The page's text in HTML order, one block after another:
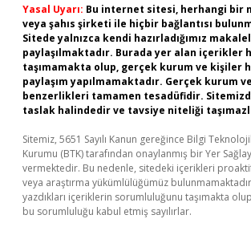
Yasal Uyarı: Bu internet sitesi, herhangi bir
veya şahıs şirketi ile hiçbir bağlantısı
Sitede yalnızca kendi hazırladığımız
paylaşılmaktadır. Burada yer alan içerikler
taşımamakta olup, gerçek kurum ve kişiler
paylaşım yapılmamaktadır. Gerçek kurum
benzerlikleri tamamen tesadüfidir.
taslak halindedir ve tavsiye niteliği
Sitemiz, 5651 Sayılı Kanun gereğince Bilgi
Kurumu (BTK) tarafından onaylanmış bir Yer
vermektedir. Bu nedenle, sitedeki içerikleri
veya araştırma yükümlülüğümüz
yazdıkları içeriklerin sorumluluğunu taşımakta
bu sorumluluğu kabul etmiş sayılırlar.